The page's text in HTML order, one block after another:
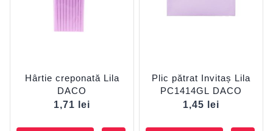
Hârtie creponată Lila
DACO
1,71
lei
Plic pătrat Invitaș Lila
PC1414GL DACO
1,45
lei